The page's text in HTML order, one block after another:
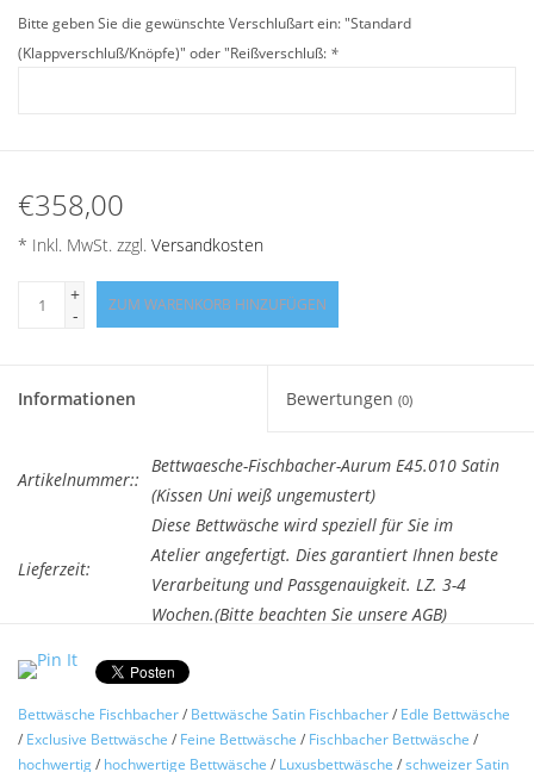
Tel.0049(0)7322-919376
Bitte geben Sie die gewünschte Verschlußart ein: "Standard
(Klappverschluß/Knöpfe)" oder "Reißverschluß: *
€358,00
* Inkl. MwSt. zzgl. Versandkosten
+
-
ZUM WARENKORB HINZUFÜGEN
Informationen Bewertungen (0)
Artikelnummer::
Bettwaesche-Fischbacher-Aurum E45.010 Satin
(Kissen Uni weiß ungemustert)
Lieferzeit:
Diese Bettwäsche wird speziell für Sie im
Atelier angefertigt. Dies garantiert Ihnen beste
Verarbeitung und Passgenauigkeit. LZ. 3-4
Wochen.(Bitte beachten Sie unsere AGB)
Satin Bettwäsche
mit Motiven aus den Ateliers von Fischbacher
SATIN AURUM(Achtung bei dieser Bettwäsche sind die Kissen
ohne Muster Satin weiß Uni)
Bettwäsche Fischbacher/ Bettwäsche Satin Fischbacher/ Edle Bettwäsche
/ Exclusive Bettwäsche / Feine Bettwäsche / Fischbacher Bettwäsche /
hochwertig/ hochwertige Bettwäsche / Luxusbettwäsche /schweizer Satin